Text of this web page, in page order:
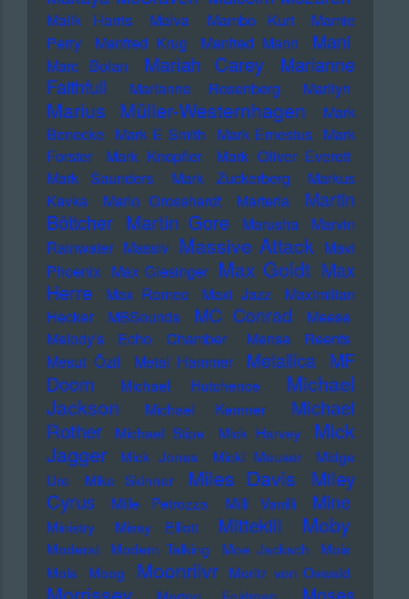
Malik Harris Malva Mambo Kurt
Mamie
Perry
Manfred Krug Manfred Mann Mani
Marc Bolan Mariah Carey
Marianne
Faithfull
Marianne Rosenberg Marilyn
Marius Müller-Westernhagen
Mark
Benecke Mark E Smith Mark Ernestus Mark
Forster
Mark Knopfler
Mark Oliver Everett
Mark Saunders
Mark Zuckerberg
Markus
Kavka
Marlo Grosshardt Marteria
Martin
Böttcher Martin Gore Marusha
Marvin
Rainwater Massiv Massive Attack Mavi
Phoenix Max Giesinger Max Goldt Max
Herre
Max Romeo Maxi Jazz
Maximilian
Hecker
MBSounds MC Conrad
Meese
Melody's Echo Chamber
Mense Reents
Mesut Özil
Metal Hammer Metallica MF
Doom
Michael Hutchence
Michael
Jackson
Michael Kemner
Michael
Rother
Michael Stipe Mick Harvey
Mick
Jagger
Mick Jones Micki Meuser
Midge
Ure
Mike Skinner Miles Davis
Miley
Cyrus
Mille Petrozza Milli Vanilli Mine
Ministry Missy Elliott Mittekill Moby
Moderat Modern Talking Moe Jacksch
Mois
Mola
Moog Moonriivr Moritz von Oswald